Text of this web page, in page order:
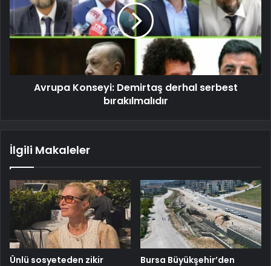
Avrupa Konseyi: Demirtaş derhal serbest
bırakılmalıdır
İlgili Makaleler
Ünlü sosyeteden zikir
Bursa Büyükşehir’den